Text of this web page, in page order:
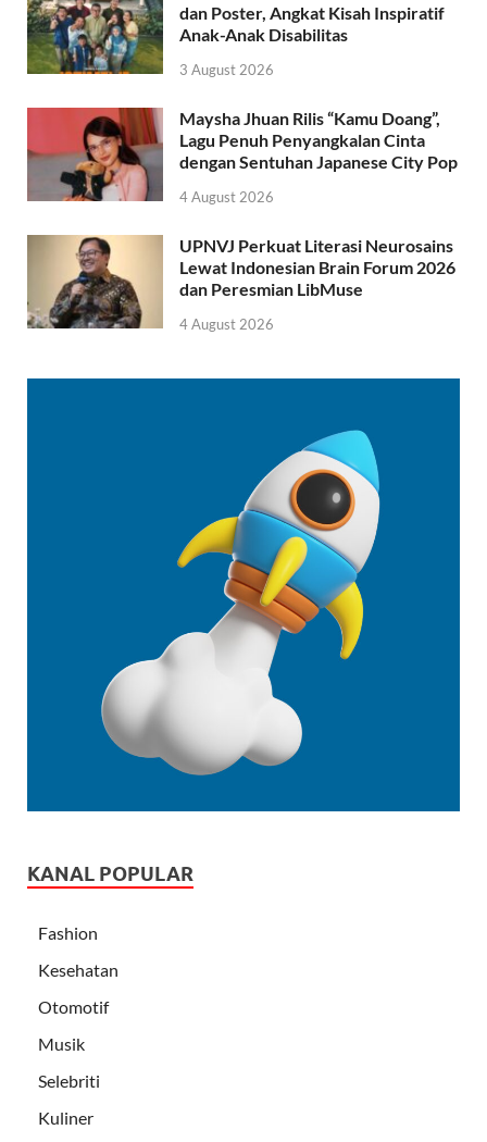
dan Poster, Angkat Kisah Inspiratif
Anak-Anak Disabilitas
3 August 2026
Maysha Jhuan Rilis “Kamu Doang”,
Lagu Penuh Penyangkalan Cinta
dengan Sentuhan Japanese City Pop
4 August 2026
UPNVJ Perkuat Literasi Neurosains
Lewat Indonesian Brain Forum 2026
dan Peresmian LibMuse
4 August 2026
KANAL POPULAR
Fashion
Kesehatan
Otomotif
Musik
Selebriti
Kuliner